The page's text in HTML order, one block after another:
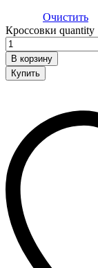
Очистить
Кроссовки quantity
В корзину
Купить